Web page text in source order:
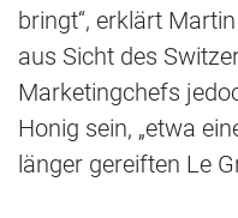
bringt“, erklärt
aus Sicht des
Marketingchefs
Honig sein, „etwa
länger gereiften Le